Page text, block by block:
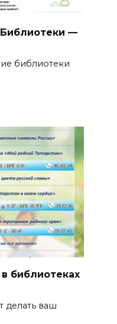
—
библиотеки
библиотеках
делать ваш